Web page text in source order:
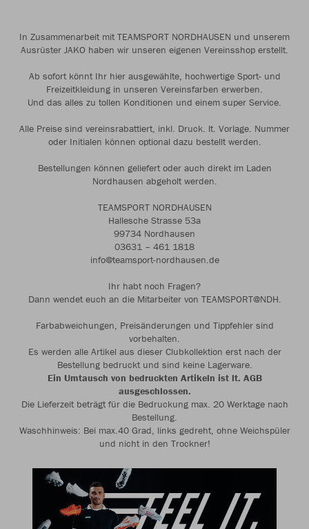
In Zusammenarbeit mit TEAMSPORT NORDHAUSEN und unserem
Ausrüster JAKO haben wir unseren eigenen Vereinsshop erstellt.
Ab sofort könnt Ihr hier ausgewählte, hochwertige Sport- und
Freizeitkleidung in unseren Vereinsfarben erwerben.
Und das alles zu tollen Konditionen und einem super Service.
Alle Preise sind vereinsrabattiert, inkl. Druck. lt. Vorlage. Nummer
oder Initialen können optional dazu bestellt werden.
Bestellungen können geliefert oder auch direkt im Laden
Nordhausen abgeholt werden.
TEAMSPORT NORDHAUSEN
Hallesche Strasse 53a
99734 Nordhausen
03631 – 461 1818
info@teamsport-nordhausen.de
Ihr habt noch Fragen?
Dann wendet euch an die Mitarbeiter von TEAMSPORT@NDH.
Farbabweichungen, Preisänderungen und Tippfehler sind
vorbehalten.
Es werden alle Artikel aus dieser Clubkollektion erst nach der
Bestellung bedruckt und sind keine Lagerware.
Ein Umtausch von bedruckten Artikeln ist lt. AGB
ausgeschlossen.
Die Lieferzeit beträgt für die Bedruckung max. 20 Werktage nach
Bestellung.
Waschhinweis: Bei max.40 Grad, links gedreht, ohne Weichspüler
und nicht in den Trockner!